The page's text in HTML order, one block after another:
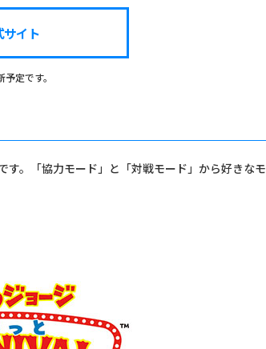
サイト
定です。
。「協力モード」と「対戦モード」から好きなモ